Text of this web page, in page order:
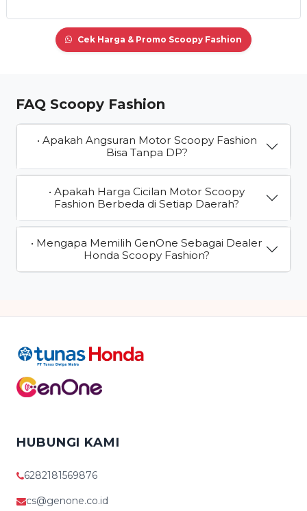
Cek Harga & Promo Scoopy Fashion
FAQ Scoopy Fashion
• Apakah Angsuran Motor Scoopy Fashion
Bisa Tanpa DP?
• Apakah Harga Cicilan Motor Scoopy
Fashion Berbeda di Setiap Daerah?
• Mengapa Memilih GenOne Sebagai Dealer
Honda Scoopy Fashion?
HUBUNGI KAMI
6282181569876
cs@genone.co.id